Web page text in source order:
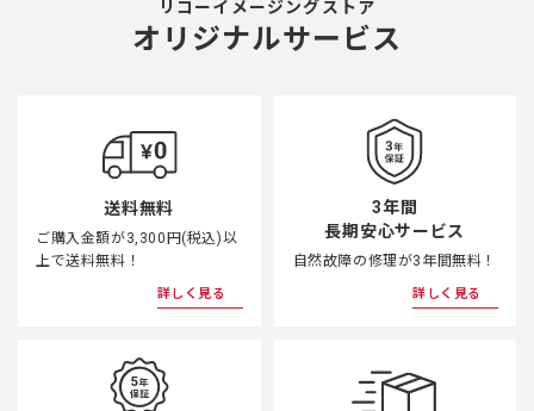
リコーイメージングストア
オリジナルサービス
送料無料
ご購入金額が3,300円(税込)以
上で送料無料！
詳しく見る
3年間
長期安心サービス
自然故障の修理が3年間無料！
詳しく見る